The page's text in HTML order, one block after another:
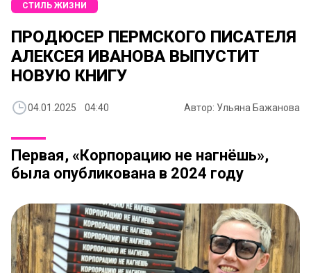
СТИЛЬ ЖИЗНИ
ПРОДЮСЕР ПЕРМСКОГО ПИСАТЕЛЯ
АЛЕКСЕЯ ИВАНОВА ВЫПУСТИТ
НОВУЮ КНИГУ
04.01.2025 04:40 Автор: Ульяна Бажанова
Первая, «Корпорацию не нагнёшь»,
была опубликована в 2024 году